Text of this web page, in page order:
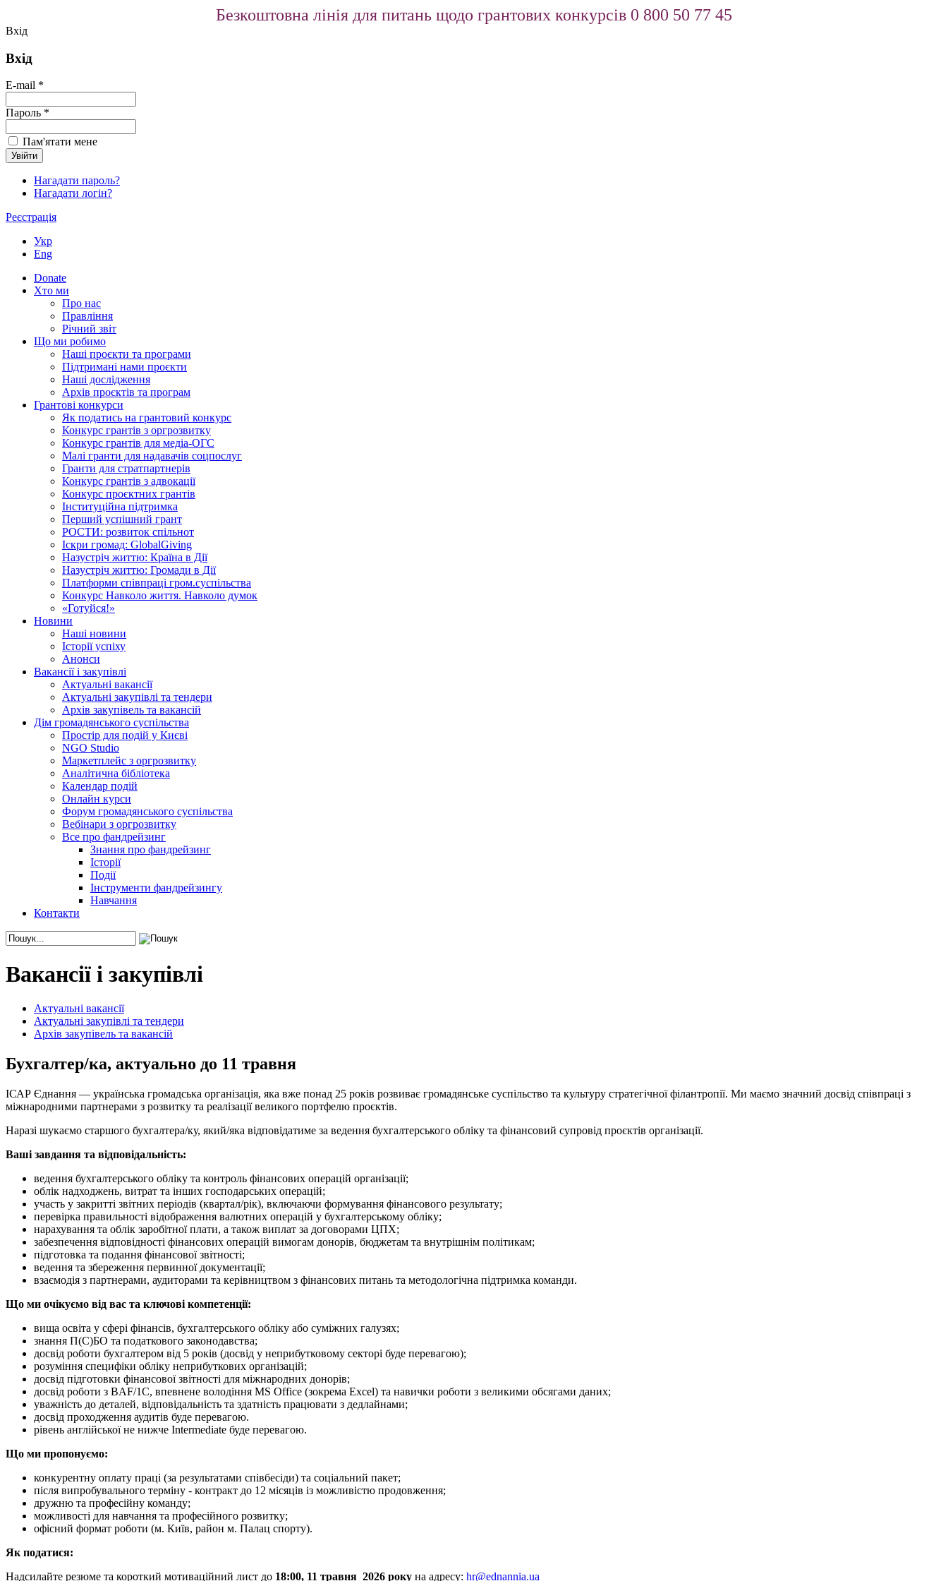
Безкоштовна лінія для питань щодо грантових конкурсів 0 800 50 77 45
Вхід
Вхід
E-mail *
Пароль *
Пам'ятати мене
Нагадати пароль?
Нагадати логін?
Реєстрація
Укр
Eng
Donate
Хто ми
Про нас
Правління
Річний звіт
Що ми робимо
Наші проєкти та програми
Підтримані нами проєкти
Наші дослідження
Архів проєктів та програм
Грантові конкурси
Як податись на грантовий конкурс
Конкурс грантів з оргрозвитку
Конкурс грантів для медіа-ОГС
Малі гранти для надавачів соцпослуг
Гранти для стратпартнерів
Конкурс грантів з адвокації
Конкурс проєктних грантів
Інституційна підтримка
Перший успішний грант
РОСТИ: розвиток спільнот
Іскри громад: GlobalGiving
Назустріч життю: Країна в Дії
Назустріч життю: Громади в Дії
Платформи співпраці гром.суспільства
Конкурс Навколо життя. Навколо думок
«Готуйся!»
Новини
Наші новини
Історії успіху
Анонси
Вакансії і закупівлі
Актуальні вакансії
Актуальні закупівлі та тендери
Архів закупівель та вакансій
Дім громадянського суспільства
Простір для подій у Києві
NGO Studio
Маркетплейс з оргрозвитку
Аналітична бібліотека
Календар подій
Онлайн курси
Форум громадянського суспільства
Вебінари з оргрозвитку
Все про фандрейзинг
Знання про фандрейзинг
Історії
Події
Інструменти фандрейзингу
Навчання
Контакти
Вакансії і закупівлі
Актуальні вакансії
Актуальні закупівлі та тендери
Архів закупівель та вакансій
Бухгалтер/ка, актуально до 11 травня
ІСАР Єднання — українська громадська організація, яка вже понад 25 років розвиває громадянське суспільство та культуру стратегічної філантропії. Ми маємо значний досвід співпраці з
міжнародними партнерами з розвитку та реалізації великого портфелю проєктів.
Наразі шукаємо старшого бухгалтера/ку, який/яка відповідатиме за ведення бухгалтерського обліку та фінансовий супровід проєктів організації.
Ваші завдання та відповідальність:
ведення бухгалтерського обліку та контроль фінансових операцій організації;
облік надходжень, витрат та інших господарських операцій;
участь у закритті звітних періодів (квартал/рік), включаючи формування фінансового результату;
перевірка правильності відображення валютних операцій у бухгалтерському обліку;
нарахування та облік заробітної плати, а також виплат за договорами ЦПХ;
забезпечення відповідності фінансових операцій вимогам донорів, бюджетам та внутрішнім політикам;
підготовка та подання фінансової звітності;
ведення та збереження первинної документації;
взаємодія з партнерами, аудиторами та керівництвом з фінансових питань та методологічна підтримка команди.
Що ми очікуємо від вас та ключові компетенції:
вища освіта у сфері фінансів, бухгалтерського обліку або суміжних галузях;
знання П(С)БО та податкового законодавства;
досвід роботи бухгалтером від 5 років (досвід у неприбутковому секторі буде перевагою);
розуміння специфіки обліку неприбуткових організацій;
досвід підготовки фінансової звітності для міжнародних донорів;
досвід роботи з BAF/1С, впевнене володіння MS Office (зокрема Excel) та навички роботи з великими обсягами даних;
уважність до деталей, відповідальність та здатність працювати з дедлайнами;
досвід проходження аудитів буде перевагою.
рівень англійської не нижче Intermediate буде перевагою.
Що ми пропонуємо:
конкурентну оплату праці (за результатами співбесіди) та соціальний пакет;
після випробувального терміну - контракт до 12 місяців із можливістю продовження;
дружню та професійну команду;
можливості для навчання та професійного розвитку;
офісний формат роботи (м. Київ, район м. Палац спорту).
Як податися:
Надсилайте резюме та короткий мотиваційний лист до 18:00, 11 травня 2026 року на адресу: hr@ednannia.ua